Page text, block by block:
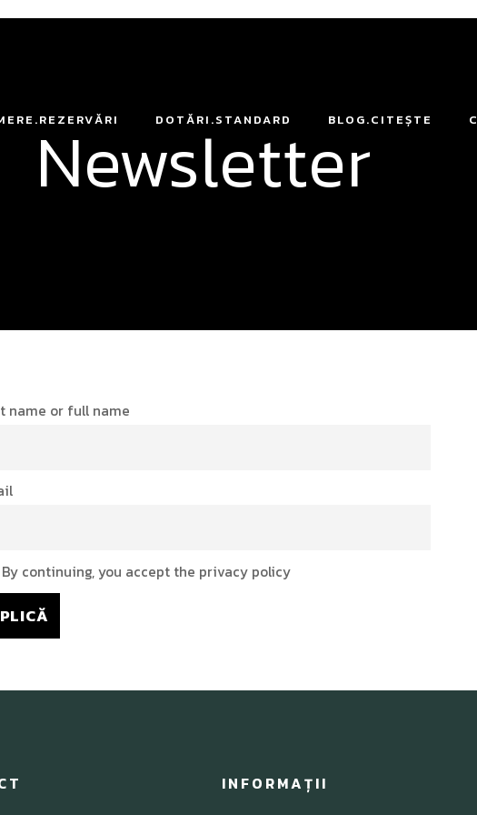
DOTĂRI.STANDARD BLOG.CITEȘTE
Newsletter
name or full name
By continuing, you accept the privacy policy
INFORMAȚII